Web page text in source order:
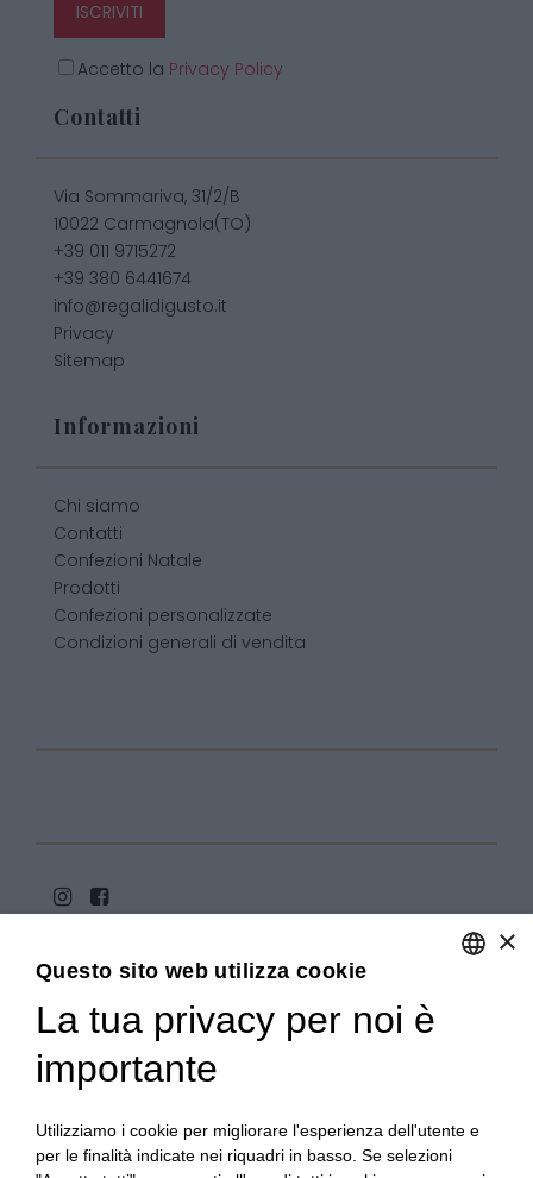
ISCRIVITI
Accetto la Privacy Policy
Contatti
Via Sommariva, 31/2/B
10022 Carmagnola(TO)
+39 011 9715272
+39 380 6441674
info@regalidigusto.it
Privacy
Sitemap
Informazioni
Chi siamo
Contatti
Confezioni Natale
Prodotti
Confezioni personalizzate
Condizioni generali di vendita
Copyright 2020© Regali Digusto è un marchio di Olio
10022 Carmagnola (TO) - PIVA 07980320019
Creato da:etinet.it
×
Questo sito web utilizza cookie
La tua privacy per noi è
importante
Utilizziamo i cookie per migliorare l'esperienza dell'utente e
per le finalità indicate nei riquadri in basso. Se selezioni